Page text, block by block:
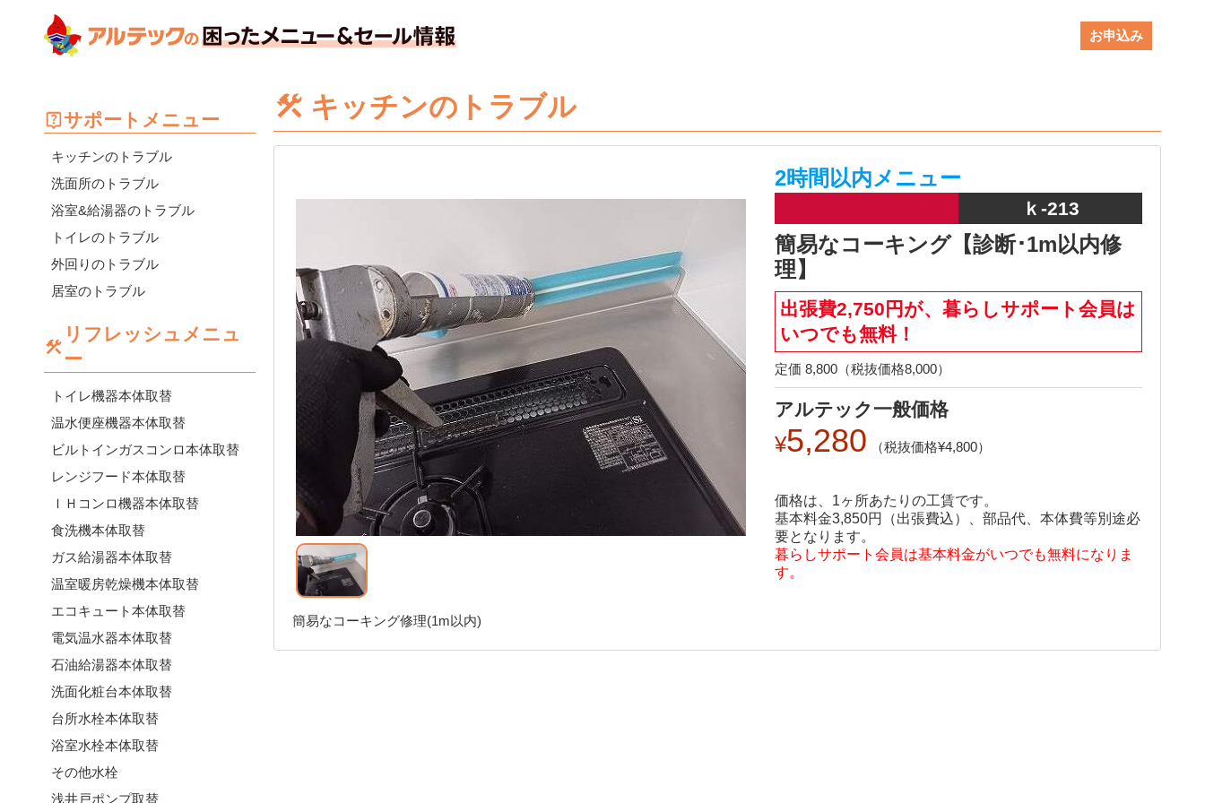
お申込み
サポートメニュー
キッチンのトラブル
洗面所のトラブル
浴室&給湯器のトラブル
トイレのトラブル
外回りのトラブル
居室のトラブル
リフレッシュメニュ
ー
トイレ機器本体取替
温水便座機器本体取替
ビルトインガスコンロ本体取替
レンジフード本体取替
ＩＨコンロ機器本体取替
食洗機本体取替
ガス給湯器本体取替
温室暖房乾燥機本体取替
エコキュート本体取替
電気温水器本体取替
石油給湯器本体取替
洗面化粧台本体取替
台所水栓本体取替
浴室水栓本体取替
その他水栓
浅井戸ポンプ取替
キッチンのトラブル
簡易なコーキング修理(1m以内)
2時間以内メニュー
ｋ-213
簡易なコーキング【診断･1m以内修
理】
出張費2,750円が、暮らしサポート会員は
いつでも無料！
定価 8,800（税抜価格8,000）
アルテック一般価格
5,280 4,800
価格は、1ヶ所あたりの工賃です。
基本料金3,850円（出張費込）、部品代、本体費等別途必
要となります。
暮らしサポート会員は基本料金がいつでも無料になりま
す。